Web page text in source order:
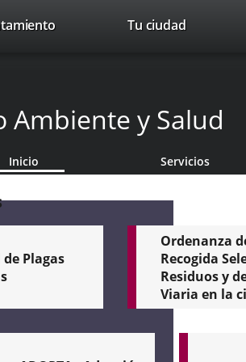
avaTop
Tu ciudad
Ambiente y Salud
Inicio Servicios
Plagas
Ordenanza
Recogida
Residuos y
Viaria en la
Valladolid
la